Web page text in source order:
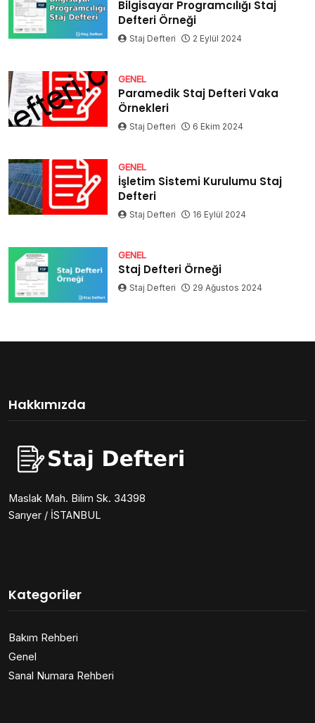
Bilgisayar Programcılığı Staj
Defteri Örneği
Staj Defteri 2 Eylül 2024
GENEL
Paramedik Staj Defteri Vaka
Örnekleri
Staj Defteri 6 Ekim 2024
GENEL
İşletim Sistemi Kurulumu Staj
Defteri
Staj Defteri 16 Eylül 2024
GENEL
Staj Defteri Örneği
Staj Defteri 29 Ağustos 2024
Hakkımızda
Maslak Mah. Bilim Sk. 34398
Sarıyer / İSTANBUL
Kategoriler
Bakım Rehberi
Genel
Sanal Numara Rehberi